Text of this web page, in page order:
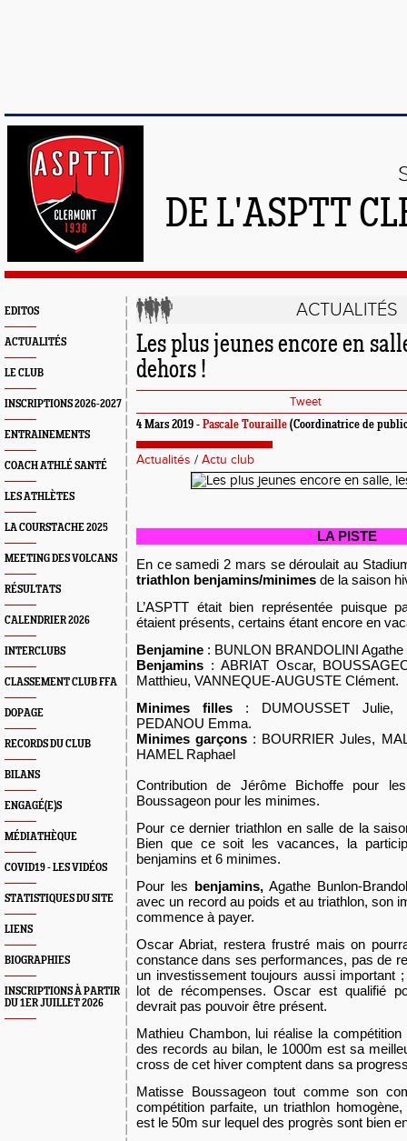
DE L'ASPTT
EDITOS
ACTUALITÉS
LE CLUB
INSCRIPTIONS 2026-2027
ENTRAINEMENTS
COACH ATHLÉ SANTÉ
LES ATHLÈTES
LA COURSTACHE 2025
MEETING DES VOLCANS
RÉSULTATS
CALENDRIER 2026
INTERCLUBS
CLASSEMENT CLUB FFA
DOPAGE
RECORDS DU CLUB
BILANS
ENGAGÉ(E)S
MÉDIATHÈQUE
COVID19 - LES VIDÉOS
STATISTIQUES DU SITE
LIENS
BIOGRAPHIES
INSCRIPTIONS À PARTIR
DU 1ER JUILLET 2026
ACTUALITÉS
Les plus jeunes encore en
dehors !
Tweet
4 Mars 2019 - Pascale Touraille (Coordinatrice de
Actualités / Actu club
LA PISTE
En ce samedi 2 mars se déroulait au
triathlon benjamins/minimes de la saison
L’ASPTT était bien représentée puisque
étaient présents, certains étant encore en
Benjamine : BUNLON BRANDOLINI Agathe
Benjamins : ABRIAT Oscar,
Matthieu, VANNEQUE-AUGUSTE Clément.
Minimes filles : DUMOUSSET Julie,
PEDANOU Emma.
Minimes garçons : BOURRIER Jules,
HAMEL Raphael
Contribution de Jérôme Bichoffe pour
Boussageon pour les minimes.
Pour ce dernier triathlon en salle de la
Bien que ce soit les vacances, la
benjamins et 6 minimes.
Pour les benjamins, Agathe Bunlon-
avec un record au poids et au triathlon, son
commence à payer.
Oscar Abriat, restera frustré mais on
constance dans ses performances, pas de
un investissement toujours aussi important
lot de récompenses. Oscar est qualifié
devrait pas pouvoir être présent.
Mathieu Chambon, lui réalise la
des records au bilan, le 1000m est sa
cross de cet hiver comptent dans sa
Matisse Boussageon tout comme son
compétition parfaite, un triathlon
est le 50m sur lequel des progrès sont bien